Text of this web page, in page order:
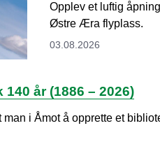
Opplev et luftig
Østre Æra flyplass.
03.08.2026
år (1886 – 2026)
man i Åmot å opprette et